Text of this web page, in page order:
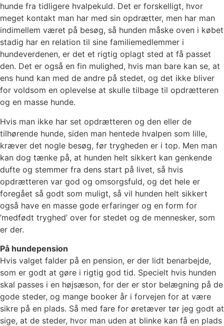
hunde fra tidligere hvalpekuld. Det er forskelligt, hvor
meget kontakt man har med sin opdrætter, men har man
indimellem været på besøg, så hunden måske oven i købet
stadig har en relation til sine familiemedlemmer i
hundeverdenen, er det et rigtig oplagt sted at få passet
den. Det er også en fin mulighed, hvis man bare kan se, at
ens hund kan med de andre på stedet, og det ikke bliver
for voldsom en oplevelse at skulle tilbage til opdrætteren
og en masse hunde.
Hvis man ikke har set opdrætteren og den eller de
tilhørende hunde, siden man hentede hvalpen som lille,
kræver det nogle besøg, før trygheden er i top. Men man
kan dog tænke på, at hunden helt sikkert kan genkende
dufte og stemmer fra dens start på livet, så hvis
opdrætteren var god og omsorgsfuld, og det hele er
foregået så godt som muligt, så vil hunden helt sikkert
også have en masse gode erfaringer og en form for
’medfødt tryghed’ over for stedet og de mennesker, som
er der.
På hundepension
Hvis valget falder på en pension, er der lidt benarbejde,
som er godt at gøre i rigtig god tid. Specielt hvis hunden
skal passes i en højsæson, for der er stor belægning på de
gode steder, og mange booker år i forvejen for at være
sikre på en plads. Så med fare for øretæver tør jeg godt at
sige, at de steder, hvor man uden at blinke kan få en plads